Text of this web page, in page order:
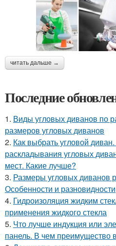
читать дальше →
Последние
1. Виды угловых диванов по
размеров угловых диванов
2. Как выбрать угловой
раскладывания угловых
мест. Какие лучше?
3. Размеры угловых диванов
Особенности и разновидности
4. Гидроизоляция жидким
применения жидкого стекла
5. Что лучше индукция или
панель. В чем преимущество